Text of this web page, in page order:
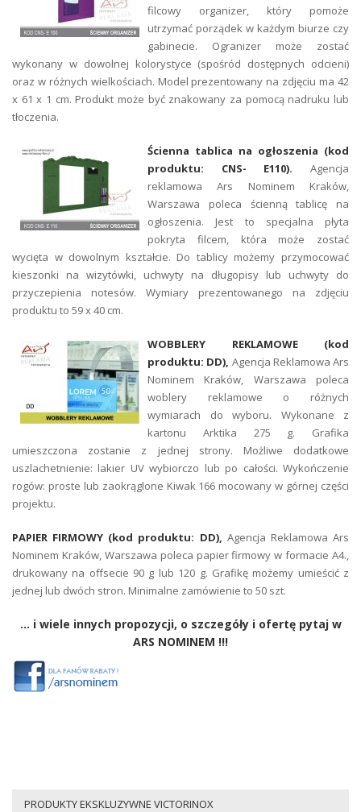
filcowy organizer, który pomoże
utrzymać porządek w każdym biurze czy
gabinecie. Ogranizer może zostać
wykonany w dowolnej kolorystyce (spośród dostępnych odcieni)
oraz w różnych wielkościach. Model prezentowany na zdjęciu ma 42
x 61 x 1 cm. Produkt może być znakowany za pomocą nadruku lub
tłoczenia.
Ścienna tablica na ogłoszenia (kod
produktu: CNS- E110). Agencja
reklamowa Ars Nominem Kraków,
Warszawa poleca ścienną tablicę na
ogłoszenia. Jest to specjalna płyta
pokryta filcem, która może zostać
wycięta w dowolnym kształcie. Do tablicy możemy przymocować
kieszonki na wizytówki, uchwyty na długopisy lub uchwyty do
przyczepienia notesów. Wymiary prezentowanego na zdjęciu
produktu to 59 x 40 cm.
WOBBLERY REKLAMOWE (kod
produktu: DD), Agencja Reklamowa Ars
Nominem Kraków, Warszawa poleca
woblery reklamowe o różnych
wymiarach do wyboru. Wykonane z
kartonu Arktika 275 g. Grafika
umieszczona zostanie z jednej strony. Możliwe dodatkowe
uszlachetnienie: lakier UV wybiorczo lub po całości. Wykończenie
rogów: proste lub zaokrąglone Kiwak 166 mocowany w górnej części
projektu.
PAPIER FIRMOWY (kod produktu: DD), Agencja Reklamowa Ars
Nominem Kraków, Warszawa poleca papier firmowy w formacie A4.,
drukowany na offsecie 90 g lub 120 g. Grafikę możemy umieścić z
jednej lub dwóch stron. Minimalne zamówienie to 50 szt.
... i wiele innych propozycji, o szczegóły i ofertę pytaj w
ARS NOMINEM !!!
PRODUKTY EKSKLUZYWNE VICTORINOX